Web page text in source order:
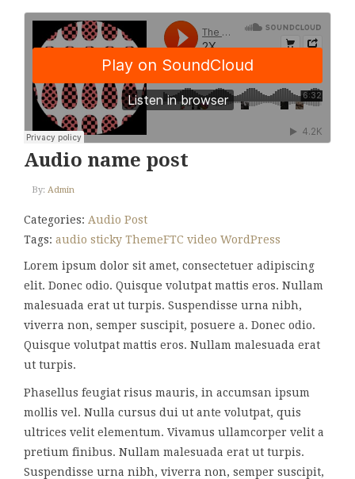
Audio name post
By: Admin
Categories: Audio Post
Tags: audio sticky ThemeFTC video WordPress
Lorem ipsum dolor sit amet, consectetuer adipiscing
elit. Donec odio. Quisque volutpat mattis eros. Nullam
malesuada erat ut turpis. Suspendisse urna nibh,
viverra non, semper suscipit, posuere a. Donec odio.
Quisque volutpat mattis eros. Nullam malesuada erat
ut turpis.
Phasellus feugiat risus mauris, in accumsan ipsum
mollis vel. Nulla cursus dui ut ante volutpat, quis
ultrices velit elementum. Vivamus ullamcorper velit a
pretium finibus. Nullam malesuada erat ut turpis.
Suspendisse urna nibh, viverra non, semper suscipit,